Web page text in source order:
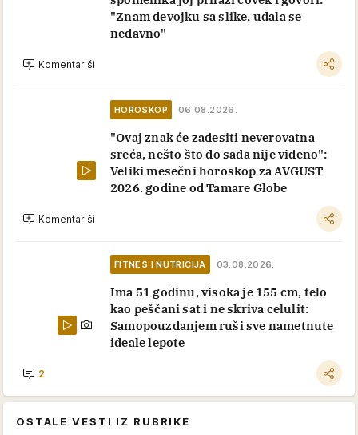
"Znam devojku sa slike, udala se
nedavno"
Komentariši
HOROSKOP 06.08.2026.
"Ovaj znak će zadesiti neverovatna
sreća, nešto što do sada nije viđeno":
Veliki mesečni horoskop za AVGUST
2026. godine od Tamare Globe
Komentariši
FITNES I NUTRICIJA 03.08.2026.
Ima 51 godinu, visoka je 155 cm, telo
kao peščani sat i ne skriva celulit:
Samopouzdanjem ruši sve nametnute
ideale lepote
2
OSTALE VESTI IZ RUBRIKE